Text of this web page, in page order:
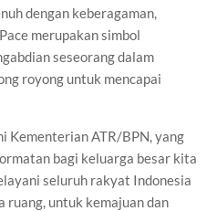
dengan keberagaman,
merupakan simbol
seseorang dalam
royong untuk mencapai
Kementerian ATR/BPN, yang
bagi keluarga besar kita
seluruh rakyat Indonesia
ruang, untuk kemajuan dan